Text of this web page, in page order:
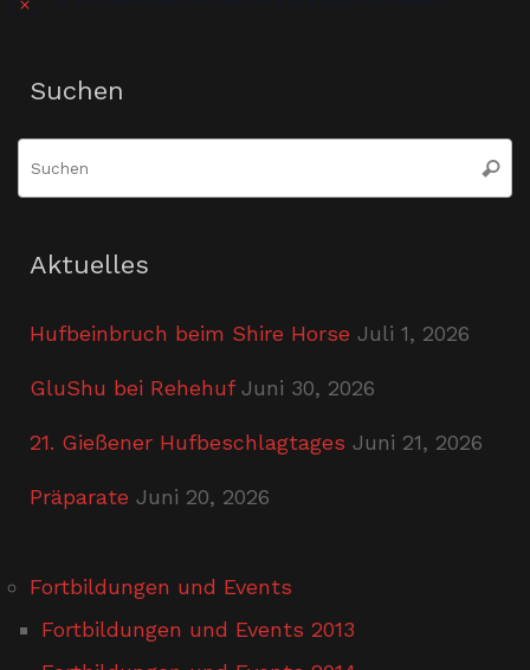
Hinweis
Suchen
Aktuelles
Hufbeinbruch beim Shire Horse Juli 1, 2026
GluShu bei Rehehuf Juni 30, 2026
21. Gießener Hufbeschlagtages Juni 21, 2026
Präparate Juni 20, 2026
Fortbildungen und Events
Fortbildungen und Events 2013